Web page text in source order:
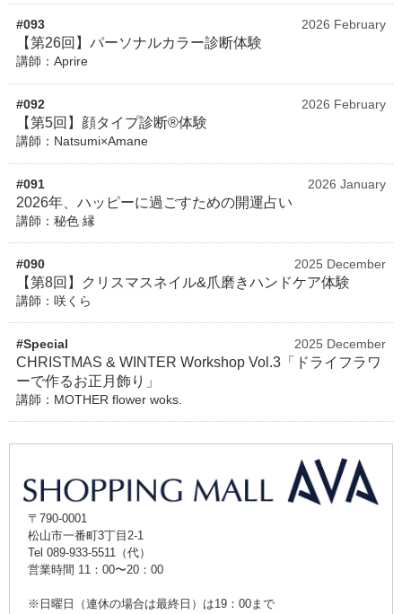
#093 2026 February
【第26回】パーソナルカラー診断体験
講師：Aprire
#092 2026 February
【第5回】顔タイプ診断®体験
講師：Natsumi×Amane
#091 2026 January
2026年、ハッピーに過ごすための開運占い
講師：秘色 縁
#090 2025 December
【第8回】クリスマスネイル&爪磨きハンドケア体験
講師：咲くら
#Special 2025 December
CHRISTMAS & WINTER Workshop Vol.3「ドライフラワ
ーで作るお正月飾り」
講師：MOTHER flower woks.
〒790-0001
松山市一番町3丁目2-1
Tel 089-933-5511（代）
営業時間 11：00〜20：00
※日曜日（連休の場合は最終日）は19：00まで